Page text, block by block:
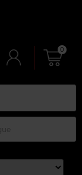
0